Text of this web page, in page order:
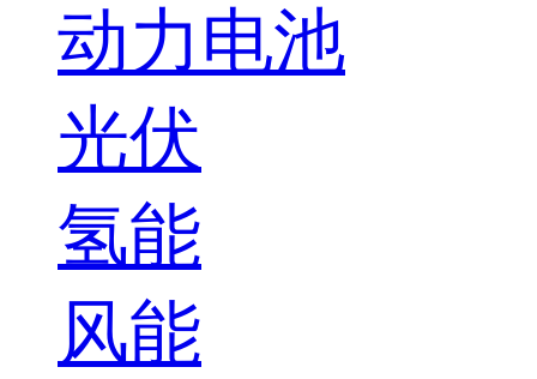
动力电池
光伏
氢能
风能